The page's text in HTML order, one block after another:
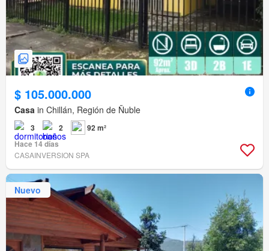
$ 105.000.000
Casa in Chillán, Región de Ñuble
3 2
92 m²
Hace 14 días
CASAINVERSION SPA
Nuevo